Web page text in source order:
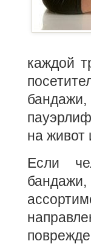
каждой
на живот
Если